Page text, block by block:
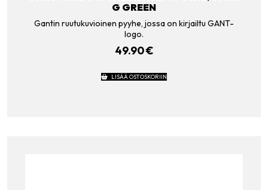
G GREEN
Gantin ruutukuvioinen pyyhe, jossa on kirjailtu GANT-
logo.
49.90€
LISÄÄ OSTOSKORIIN